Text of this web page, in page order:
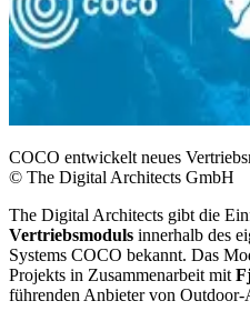
COCO entwickelt neues
© The Digital Architects GmbH
The Digital Architects gibt die
Vertriebsmoduls innerhalb des
Systems COCO bekannt. Das
Projekts in Zusammenarbeit mit
führenden Anbieter von